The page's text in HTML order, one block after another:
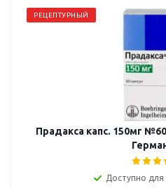
РЕЦЕПТУРНЫЙ
Прадакса капс. 150мг
Доступно для